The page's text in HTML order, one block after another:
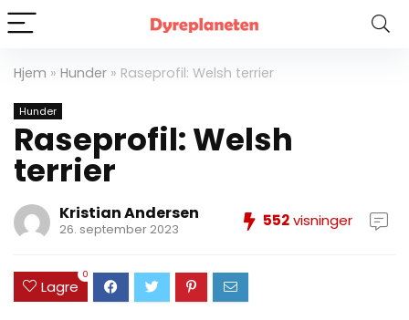
Hjem » Hunder » Raseprofil: Welsh terrier
Hunder
Raseprofil: Welsh
terrier
Kristian Andersen
26. september 2023 552visninger
Lagre
0